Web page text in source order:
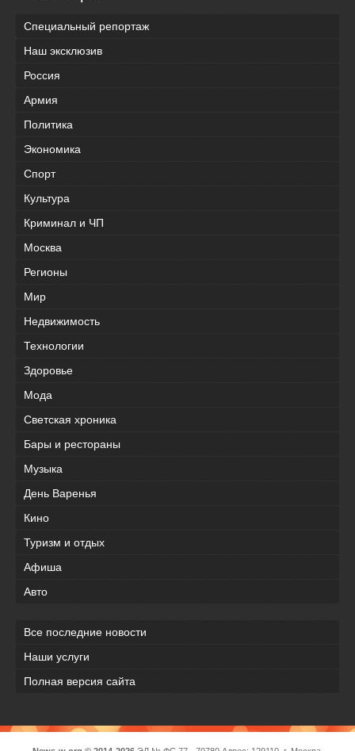
Специальный репортаж
Наш эксклюзив
Россия
Армия
Политика
Экономика
Спорт
Культура
Криминал и ЧП
Москва
Регионы
Мир
Недвижимость
Технологии
Здоровье
Мода
Светская хроника
Бары и рестораны
Музыка
День Варенья
Кино
Туризм и отдых
Афиша
Авто
Все последние новости
Наши услуги
Полная версия сайта